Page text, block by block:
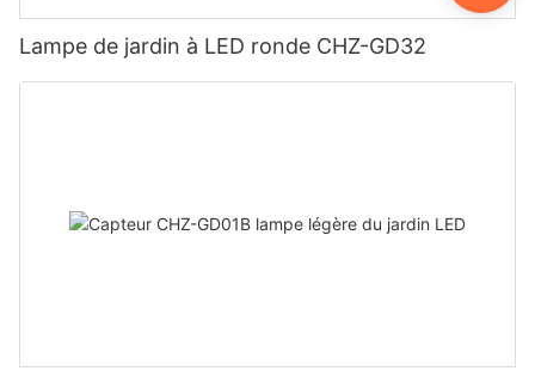
Lampe de jardin à LED ronde CHZ-GD32